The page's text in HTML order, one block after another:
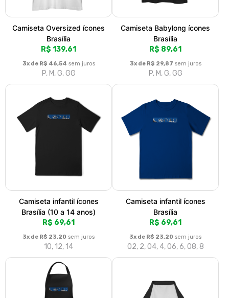
Camiseta Oversized ícones
Brasília
R$ 139,61
3x de R$ 46,54 sem juros
P, M, G, GG
Camiseta Babylong ícones
Brasília
R$ 89,61
3x de R$ 29,87 sem juros
P, M, G, GG
Camiseta infantil ícones
Brasília (10 a 14 anos)
R$ 69,61
3x de R$ 23,20 sem juros
10, 12, 14
Camiseta infantil ícones
Brasília
R$ 69,61
3x de R$ 23,20 sem juros
02, 2, 04, 4, 06, 6, 08, 8